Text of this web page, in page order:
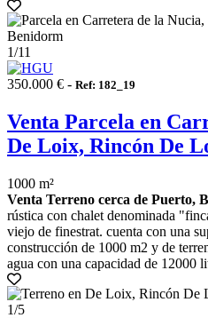
1/11
350.000 € - Ref: 182_19
Venta Parcela en
De Loix, Rincón De
1000 m²
Venta Terreno cerca de Puerto,
rústica con chalet denominada
viejo de finestrat. cuenta con una
construcción de 1000 m2 y de
agua con una capacidad de 12000
1/5